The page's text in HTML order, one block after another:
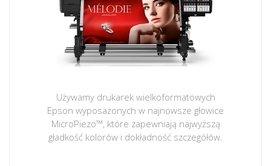
Używamy drukarek wielkoformatowych
Epson wyposażonych w najnowsze głowice
MicroPiezo™, które zapewniają najwyższą
gładkość kolorów i dokładność szczegółów.